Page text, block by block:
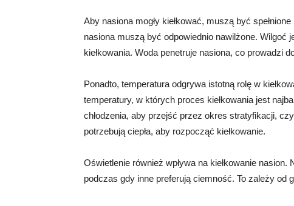
Aby nasiona mogły kiełkować, muszą być
nasiona muszą być odpowiednio nawilżone.
kiełkowania. Woda penetruje nasiona, co prowadzi
Ponadto, temperatura odgrywa istotną rolę w
temperatury, w których proces kiełkowania jest
chłodzenia, aby przejść przez okres stratyfikacji,
potrzebują ciepła, aby rozpocząć kiełkowanie.
Oświetlenie również wpływa na kiełkowanie
podczas gdy inne preferują ciemność. To zależy od